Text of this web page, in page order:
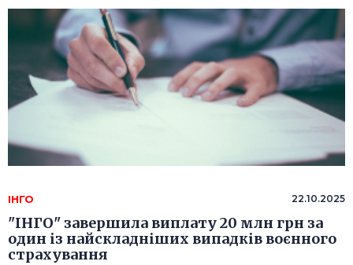
ІНГО 22.10.2025
"ІНГО" завершила виплату 20 млн грн за
один із найскладніших випадків воєнного
страхування